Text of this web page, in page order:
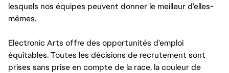
lesquels nos équipes peuvent donner le meilleur d’elles-
mêmes.
Electronic Arts offre des opportunités d'emploi
équitables. Toutes les décisions de recrutement sont
prises sans prise en compte de la race, la couleur de